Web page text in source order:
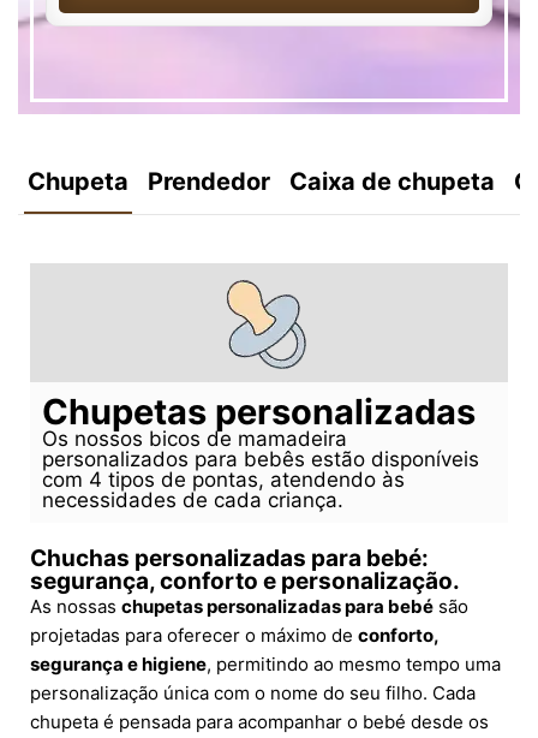
Chupeta Prendedor Caixa de chupeta
Chupetas personalizadas
Os nossos bicos de mamadeira
personalizados para bebês estão disponíveis
com 4 tipos de pontas, atendendo às
necessidades de cada criança.
Chuchas personalizadas para bebé:
segurança, conforto e personalização.
As nossas chupetas personalizadas para bebé são
projetadas para oferecer o máximo de conforto,
segurança e higiene, permitindo ao mesmo tempo uma
personalização única com o nome do seu filho. Cada
chupeta é pensada para acompanhar o bebé desde os